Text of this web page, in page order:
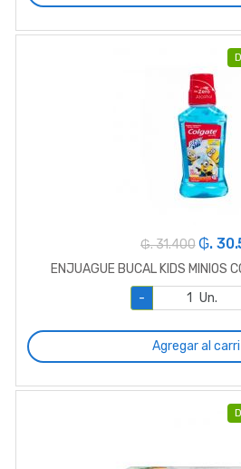
₲. 31.400 ₲.
ENJUAGUE BUCAL KIDS MINIOS
-
Un.
Agregar al